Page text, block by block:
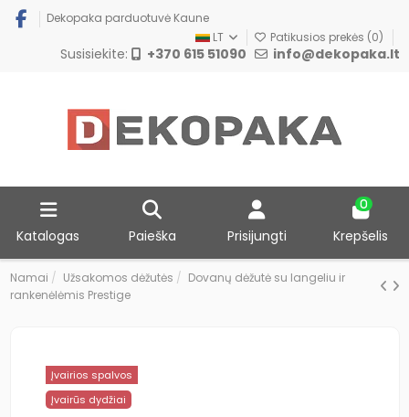
Dekopaka parduotuvė Kaune
LT
Patikusios prekės (0)
Susisiekite: +370 615 51090 info@dekopaka.lt
Katalogas Paieška Prisijungti
0
Krepšelis
Namai Užsakomos dėžutės
Dovanų dėžutė su langeliu ir
rankenėlėmis Prestige
Įvairios spalvos
Įvairūs dydžiai